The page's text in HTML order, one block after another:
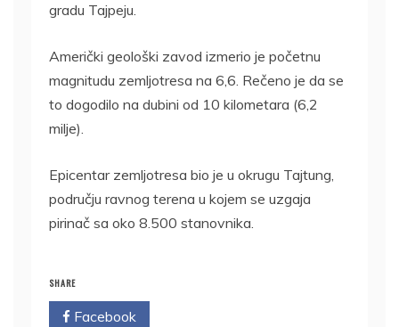
gradu Tajpeju.
Američki geološki zavod izmerio je početnu
magnitudu zemljotresa na 6,6. Rečeno je da se
to dogodilo na dubini od 10 kilometara (6,2
milje).
Epicentar zemljotresa bio je u okrugu Tajtung,
području ravnog terena u kojem se uzgaja
pirinač sa oko 8.500 stanovnika.
SHARE
Facebook